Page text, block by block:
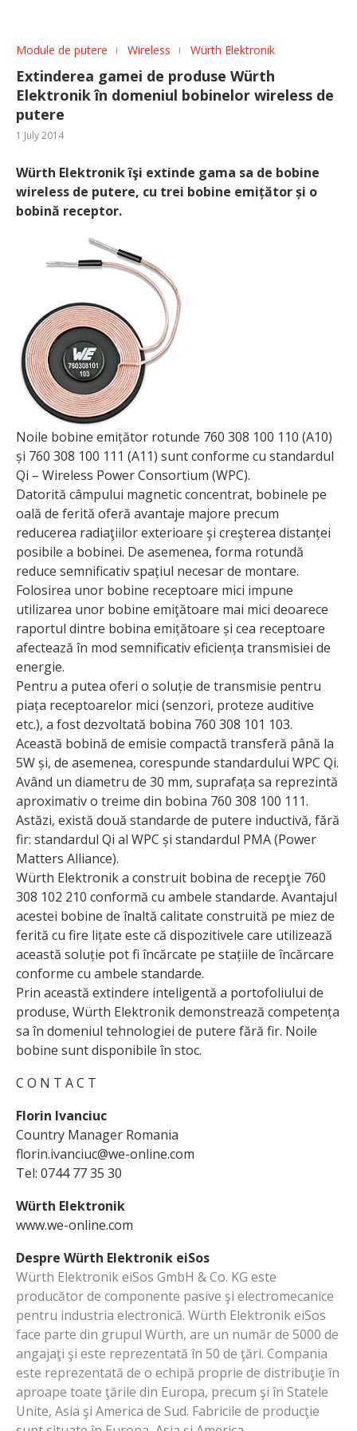
Module de putere Wireless Würth Elektronik
Extinderea gamei de produse Würth
Elektronik în domeniul bobinelor wireless de
putere
1 July 2014
Würth Elektronik îşi extinde gama sa de bobine
wireless de putere, cu trei bobine emițător și o
bobină receptor.
Noile bobine emițător rotunde 760 308 100 110 (A10)
și 760 308 100 111 (A11) sunt conforme cu standardul
Qi – Wireless Power Consortium (WPC).
Datorită câmpului magnetic concentrat, bobinele pe
oală de ferită oferă avantaje majore precum
reducerea radiaţiilor exterioare şi creşterea distanței
posibile a bobinei. De asemenea, forma rotundă
reduce semnificativ spațiul necesar de montare.
Folosirea unor bobine receptoare mici impune
utilizarea unor bobine emi­ţătoare mai mici deoarece
raportul dintre bobina emi­țătoare și cea receptoare
afectează în mod sem­­ni­ficativ eficiența transmisiei de
energie.
Pentru a putea oferi o soluție de transmisie pentru
piața receptoarelor mici (senzori, proteze auditive
etc.), a fost dezvoltată bobina 760 308 101 103.
Această bobină de emisie compactă transferă până la
5W și, de asemenea, corespunde standardului WPC Qi.
Având un diametru de 30 mm, suprafața sa reprezintă
aproximativ o treime din bobina 760 308 100 111.
Astăzi, există două standarde de putere inductivă, fără
fir: standardul Qi al WPC și standardul PMA (Power
Matters Alliance).
Würth Elektronik a construit bobina de recepţie 760
308 102 210 conformă cu ambele standarde. Avantajul
acestei bobine de înaltă calitate construită pe miez de
ferită cu fire lițate este că dispozitivele care utilizează
această soluție pot fi încărcate pe stațiile de încărcare
conforme cu ambele standarde.
Prin această extindere inteligentă a portofoliului de
produse, Würth Elektronik demonstrează competența
sa în domeniul tehnologiei de putere fără fir. Noile
bobine sunt disponibile în stoc.
C O N T A C T
Florin Ivanciuc
Country Manager Romania
florin.ivanciuc@we-online.com
Tel: 0744 77 35 30
Würth Elektronik
www.we-online.com
Despre Würth Elektronik eiSos
Würth Elektronik eiSos GmbH & Co. KG este
producător de componente pasive şi electromecanice
pentru industria electronică. Würth Elektronik eiSos
face parte din grupul Würth, are un număr de 5000 de
angajaţi şi este reprezentată în 50 de ţări. Compania
este reprezentată de o echipă proprie de distribuţie în
aproape toate ţările din Europa, precum şi în Statele
Unite, Asia şi America de Sud. Fabricile de producţie